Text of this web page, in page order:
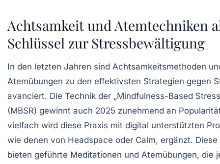
Achtsamkeit und Atemtechniken
Schlüssel zur Stressbewältigung
In den letzten Jahren sind Achtsamkeitsmethoden
Atemübungen zu den effektivsten Strategien gegen
avanciert. Die Technik der „Mindfulness-Based
(MBSR) gewinnt auch 2025 zunehmend an
vielfach wird diese Praxis mit digital unterstützten
wie denen von Headspace oder Calm, ergänzt.
bieten geführte Meditationen und Atemübungen, die